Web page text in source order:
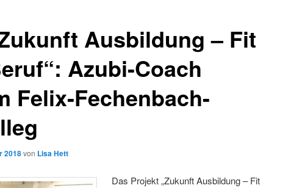
Ausbildung – Fit
Azubi-Coach
Felix-Fechenbach-
2018von Lisa Hett
Das Projekt „Zukunft Ausbildung – Fit